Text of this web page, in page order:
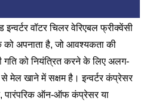
वॉटर चिलर वेरिएबल फ्रीक्वेंसी
को अपनाता है, जो आवश्यकता की
गति को नियंत्रित करने के लिए अलग-
खाने में सक्षम है। इन्वर्टर कंप्रेसर
पारंपरिक ऑन-ऑफ कंप्रेसर या